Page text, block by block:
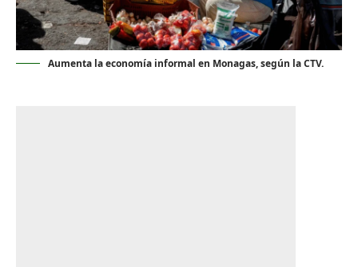
Aumenta la economía informal en Monagas, según la CTV.